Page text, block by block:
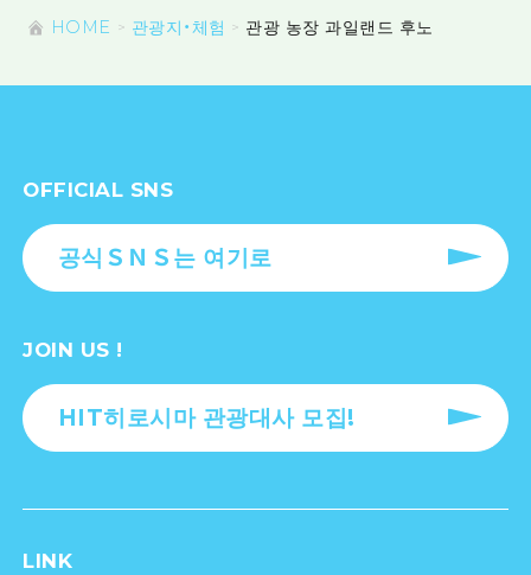
HOME 관광지・체험 관광 농장 과일랜드 후노
OFFICIAL SNS
공식ＳＮＳ는 여기로
JOIN US !
HIT히로시마 관광대사 모집!
LINK